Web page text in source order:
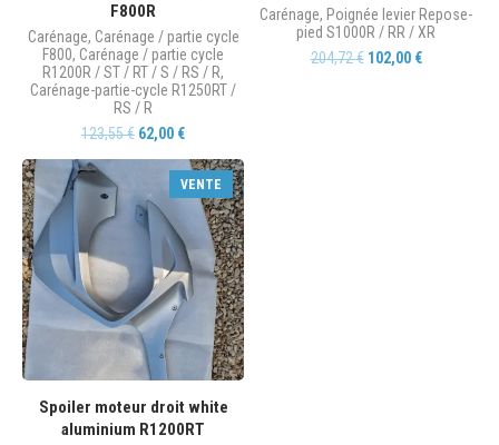
F800R
Carénage, Carénage / partie cycle
F800, Carénage / partie cycle
R1200R / ST / RT / S / RS / R,
Carénage-partie-cycle R1250RT /
RS / R
123,55€ 62,00 €
Carénage, Poignée levier Repose-
pied S1000R / RR / XR
204,72€ 102,00 €
VENTE
Spoiler moteur droit white
aluminium R1200RT